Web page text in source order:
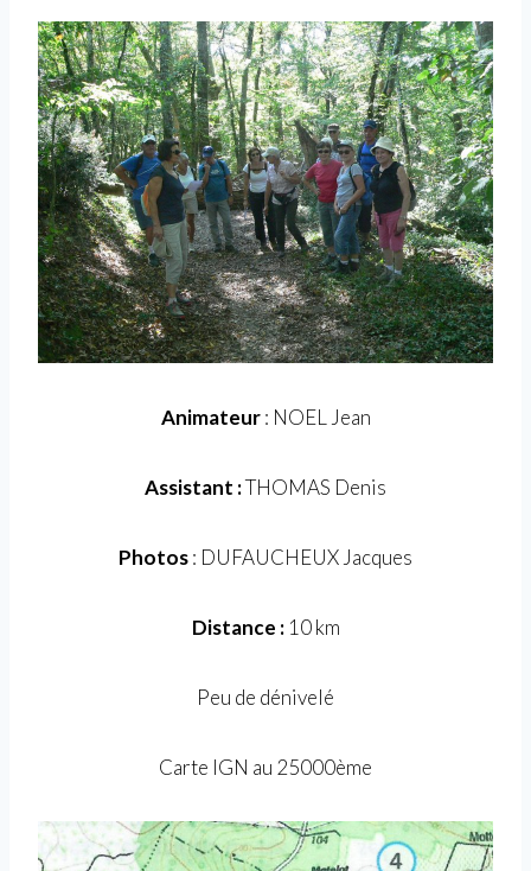
Animateur: NOEL Jean
Assistant :THOMAS Denis
Photos: DUFAUCHEUX Jacques
Distance :10 km
Peu de dénivelé
Carte IGN au 25000ème